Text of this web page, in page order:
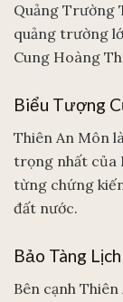
Quảng Trường
quảng trường
Cung Hoàng
Biểu Tượng
Thiên An Môn
trọng nhất của
từng chứng
đất nước.
Bảo Tàng
Bên cạnh